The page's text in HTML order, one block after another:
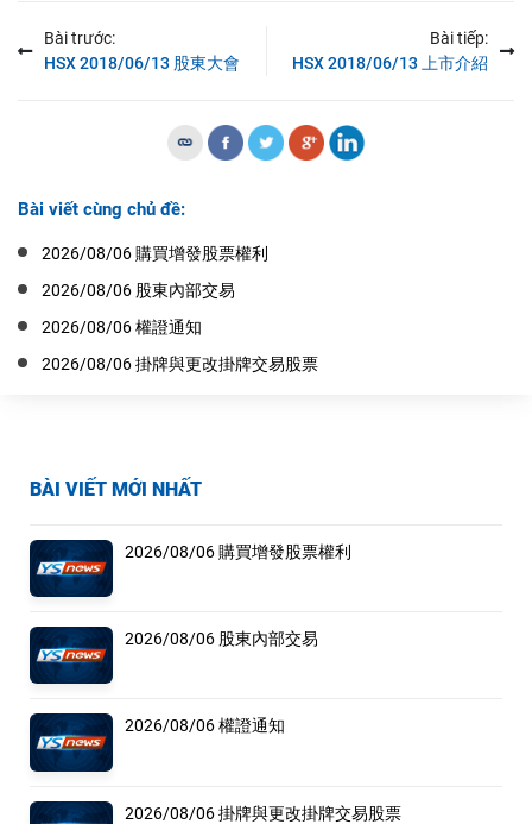
BÀI VIẾT MỚI NHẤT
2026/08/06 購買增發股票權利
2026/08/06 股東內部交易
2026/08/06 權證通知
2026/08/06 掛牌與更改掛牌交易股票
Bài trước:
HSX 2018/06/13 股東大會
Bài tiếp:
HSX 2018/06/13 上市介紹
Bài viết cùng chủ đề:
2026/08/06 購買增發股票權利
2026/08/06 股東內部交易
2026/08/06 權證通知
2026/08/06 掛牌與更改掛牌交易股票